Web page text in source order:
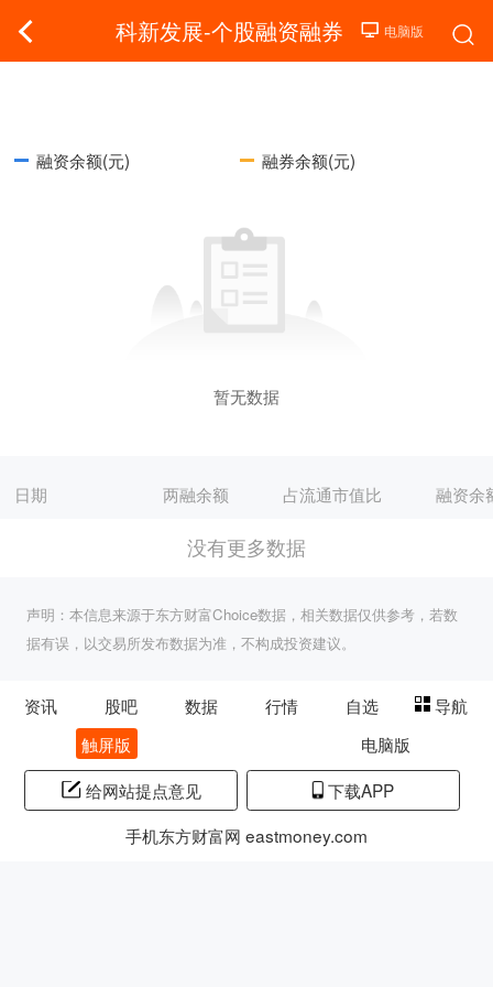
科新发展-个股融资融券
融资余额(元) 融券余额(元)
暂无数据
日期 两融余额 占流通市值比 融资余
没有更多数据
声明：本信息来源于东方财富Choice数据，相关数据仅供参考，若数
据有误，以交易所发布数据为准，不构成投资建议。
资讯 股吧 数据 行情 自选
导航
触屏版
电脑版
给网站提点意见
下载APP
手机东方财富网 eastmoney.com